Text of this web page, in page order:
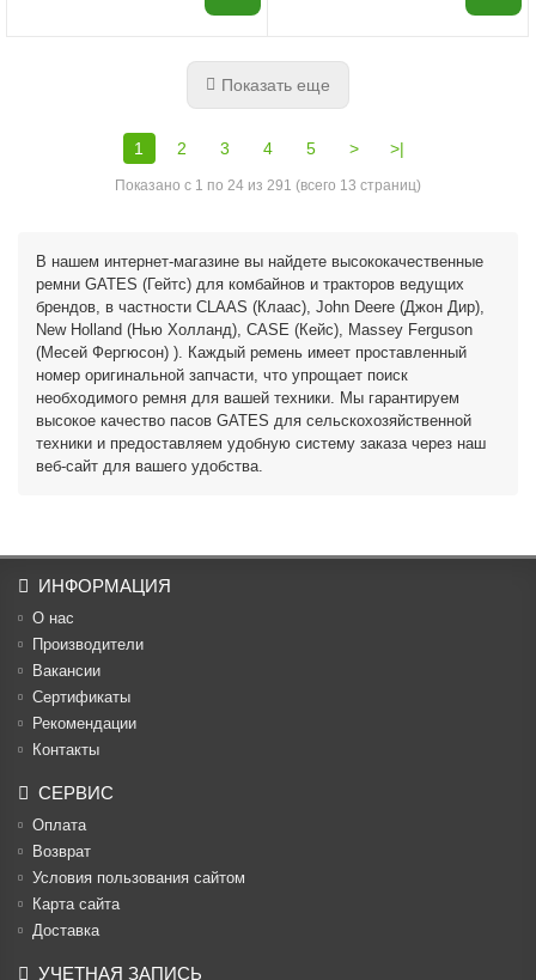
Показать еще
1 2 3 4 5 > >|
Показано с 1 по 24 из 291 (всего 13 страниц)
В нашем интернет-магазине вы найдете высококачественные
ремни GATES (Гейтс) для комбайнов и тракторов ведущих
брендов, в частности CLAAS (Клаас), John Deere (Джон Дир),
New Holland (Нью Холланд), CASE (Кейс), Massey Ferguson
(Месей Фергюсон) ). Каждый ремень имеет проставленный
номер оригинальной запчасти, что упрощает поиск
необходимого ремня для вашей техники. Мы гарантируем
высокое качество пасов GATES для сельскохозяйственной
техники и предоставляем удобную систему заказа через наш
веб-сайт для вашего удобства.
ИНФОРМАЦИЯ
О нас
Производители
Вакансии
Cертификаты
Рекомендации
Контакты
СЕРВИС
Оплата
Возврат
Условия пользования сайтом
Карта сайта
Доставка
УЧЕТНАЯ ЗАПИСЬ